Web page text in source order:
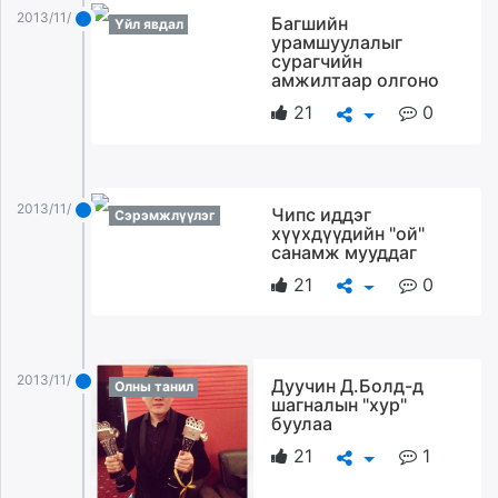
ikon.mn
ergelt.mn
urlag.mn
shudarga.mn
shuurhai.mn
2013/11/30 Үйл явдал
Багшийн
урамшуулалыг
сурагчийн
амжилтаар олгоно
21
0
2013/11/30 Сэрэмжлүүлэг
Чипс иддэг
хүүхдүүдийн "ой"
санамж мууддаг
21
0
2013/11/30 Олны танил
Дуучин Д.Болд-д
шагналын "хур"
буулаа
21
1